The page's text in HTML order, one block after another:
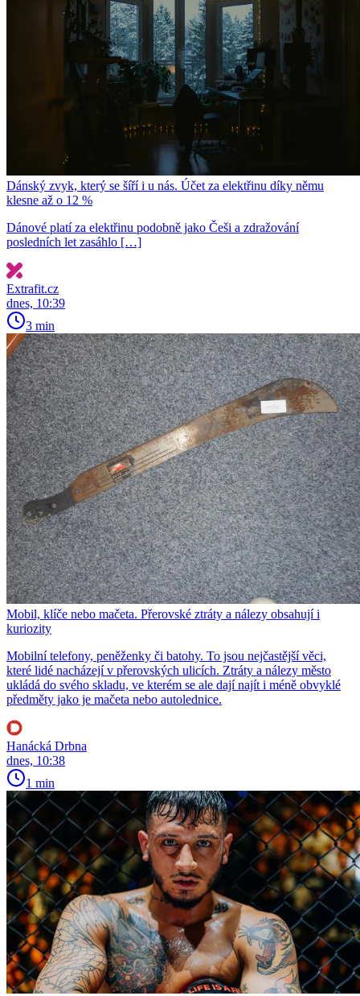
Dánský zvyk, který se šíří i u nás. Účet za elektřinu díky němu
klesne až o 12 %
Dánové platí za elektřinu podobně jako Češi a zdražování
posledních let zasáhlo […]
Extrafit.cz
dnes, 10:39
3 min
Mobil, klíče nebo mačeta. Přerovské ztráty a nálezy obsahují i
kuriozity
Mobilní telefony, peněženky či batohy. To jsou nejčastější věci,
které lidé nacházejí v přerovských ulicích. Ztráty a nálezy město
ukládá do svého skladu, ve kterém se ale dají najít i méně obvyklé
předměty jako je mačeta nebo autolednice.
Hanácká Drbna
dnes, 10:38
1 min